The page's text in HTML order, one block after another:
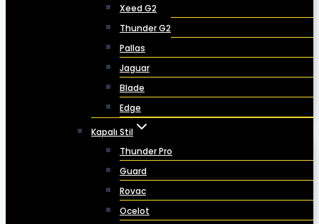
Xeed G2
Thunder G2
Pallas
Jaguar
Blade
Edge
Kapalı Stil
Thunder Pro
Guard
Rovac
Ocelot